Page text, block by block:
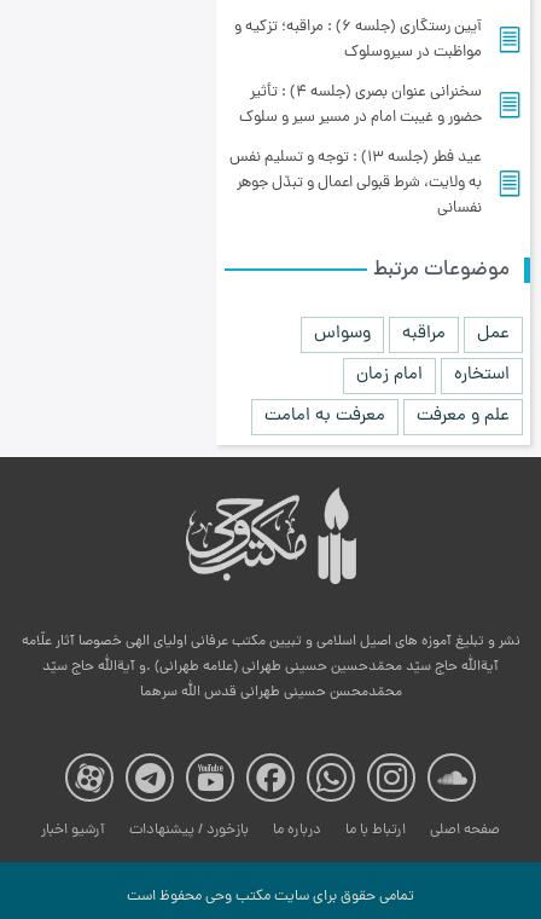
آیین رستگاری (جلسه 6) : مراقبه؛ تزكیه و
مواظبت در سیروسلوك
سخنراني عنوان بصري (جلسه 4) : تأثیر
حضور و غیبت امام در مسیر سیر و سلوک
عید فطر (جلسه 13) : توجه و تسلیم نفس
به ولایت، شرط قبولی اعمال و تبدّل جوهر
نفسانی
موضوعات مرتبط
عمل مراقبه
وسواس
استخاره
امام زمان
علم و معرفت
معرفت به امامت
نشر و تبلیغ آموزه های اصیل اسلامی و تبیین مکتب عرفانی اولیای الهی خصوصا آثار علّامه
آیةالله حاج سیّد محمّدحسین حسینی طهرانی (علامه طهرانی) .و آیةالله حاج سیّد
محمّدمحسن حسینی طهرانی قدس الله سرهما
صفحه
مکتب
صفحه
مکتب
صفحه
مکتب
صفحه
مکتب
صفحه
مکتب
صفحه اصلی ارتباط با ما درباره ما بازخورد / پیشنهادات آرشیو اخبار
تمامی حقوق برای سایت مكتب وحی محفوظ است